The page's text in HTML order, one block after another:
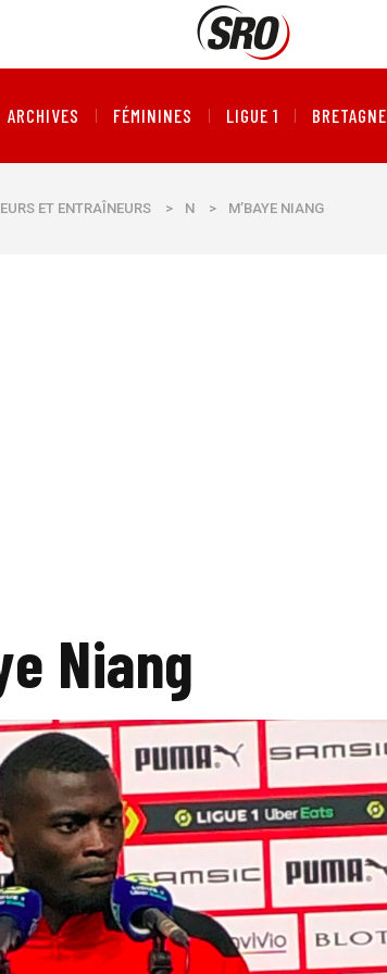
ARCHIVES FÉMININES LIGUE 1 BRETAGNE
ET ENTRAÎNEURS > N > M’BAYE NIANG
Niang